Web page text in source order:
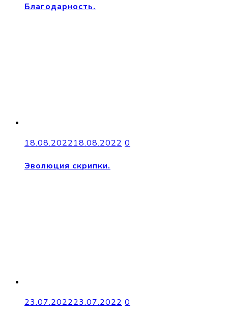
Благодарность.
18.08.202218.08.2022 0
Эволюция скрипки.
23.07.202223.07.2022 0